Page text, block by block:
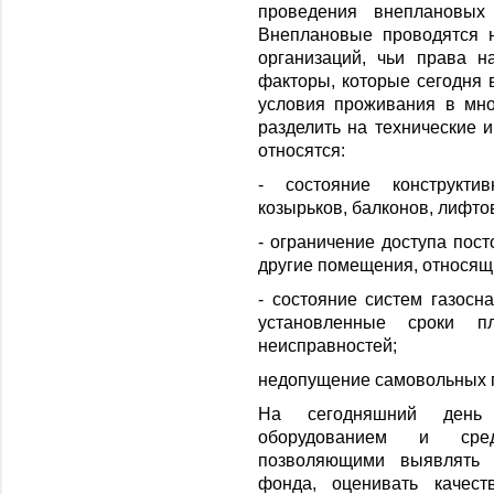
проведения
Внеплановые
организаций, чьи права
факторы, которые
условия проживания в
разделить на технические
относятся:
- состояние
козырьков, балконов,
- ограничение доступа
другие помещения,
- состояние систем
установленные сроки
неисправностей;
недопущение самовольных
На сегодняшний день
оборудованием и
позволяющими выявлять
фонда, оценивать